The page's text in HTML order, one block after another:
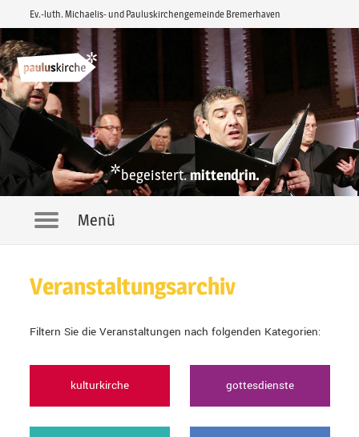
Ev.-luth. Michaelis- und Pauluskirchengemeinde Bremerhaven
*begeistert.mittendrin.
NavigationMenü
Veranstaltungsarchiv
Filtern Sie die Veranstaltungen nach folgenden Kategorien:
kulturkirche gottesdienste